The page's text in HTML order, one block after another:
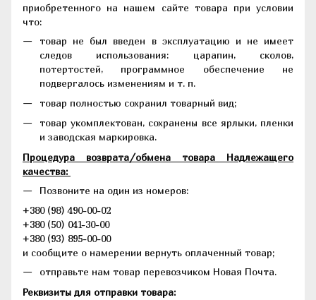
приобретенного на нашем сайте товара при условии
что:
товар не был введен в эксплуатацию и не имеет
следов использования: царапин, сколов,
потертостей, программное обеспечение не
подвергалось изменениям и т. п.
товар полностью сохранил товарный вид;
товар укомплектован, сохранены все ярлыки, пленки
и заводская маркировка.
Процедура возврата/обмена товара Надлежащего
качества:
Позвоните на один из номеров:
+380 (98) 490-00-02
+380 (50) 041-30-00
+380 (93) 895-00-00
и сообщите о намерении вернуть оплаченный товар;
отправьте нам товар перевозчиком Новая Почта.
Реквизиты для отправки товара: